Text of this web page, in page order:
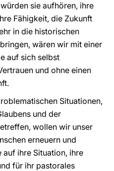
sie aufhören, ihre
Fähigkeit, die Zukunft
in die historischen
wären wir mit einer
auf sich selbst
und ohne einen
Situationen,
und der
wollen wir unser
erneuern und
ihre Situation, ihre
für ihr pastorales